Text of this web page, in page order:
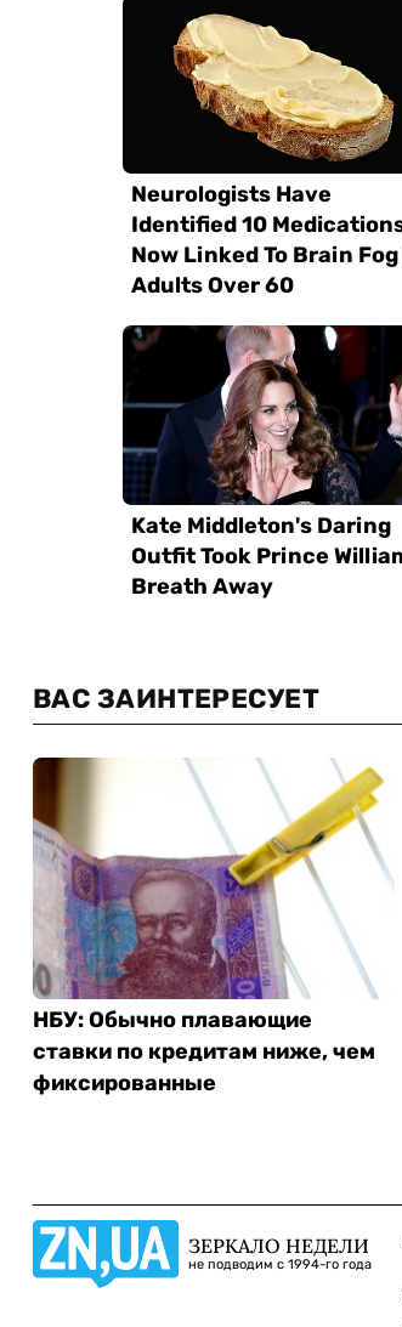
ВАС ЗАИНТЕРЕСУЕТ
НБУ: Обычно плавающие
ставки по кредитам ниже, чем
фиксированные
ЗЕРКАЛО НЕДЕЛИ
не подводим с 1994-го года